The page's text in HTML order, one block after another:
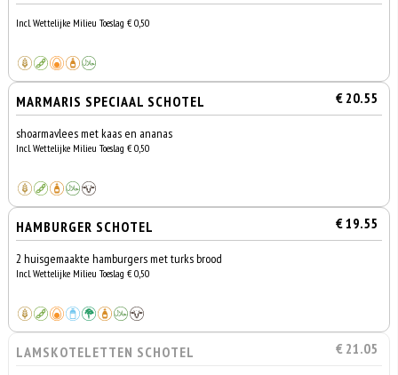
Incl. Wettelijke Milieu Toeslag € 0,50
MARMARIS SPECIAAL SCHOTEL € 20.55
shoarmavlees met kaas en ananas
Incl. Wettelijke Milieu Toeslag € 0,50
HAMBURGER SCHOTEL € 19.55
2 huisgemaakte hamburgers met turks brood
Incl. Wettelijke Milieu Toeslag € 0,50
LAMSKOTELETTEN SCHOTEL € 21.05